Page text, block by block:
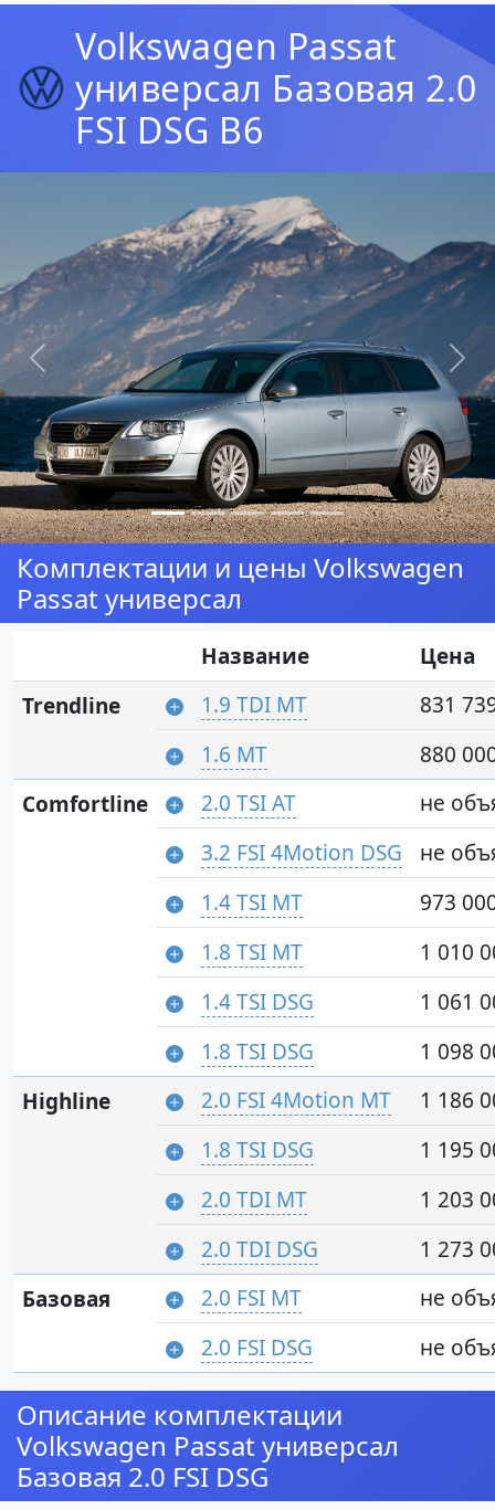
Volkswagen Passat
универсал Базовая 2.0
FSI DSG B6
Предыдущая
Комплектации и цены Volkswagen
Passat универсал
Название
Цена
Trendline
1.9 TDI MT
831
1.6 MT
880
Comfortline
2.0 TSI AT
не
3.2 FSI 4Motion DSG
не
1.4 TSI MT
973
1.8 TSI MT
1 010
1.4 TSI DSG
1 061
1.8 TSI DSG
1 098
Highline
2.0 FSI 4Motion MT
1 186
1.8 TSI DSG
1 195
2.0 TDI MT
1 203
2.0 TDI DSG
1 273
Базовая
2.0 FSI MT
не
2.0 FSI DSG
не
Описание комплектации
Volkswagen Passat универсал
Базовая 2.0 FSI DSG